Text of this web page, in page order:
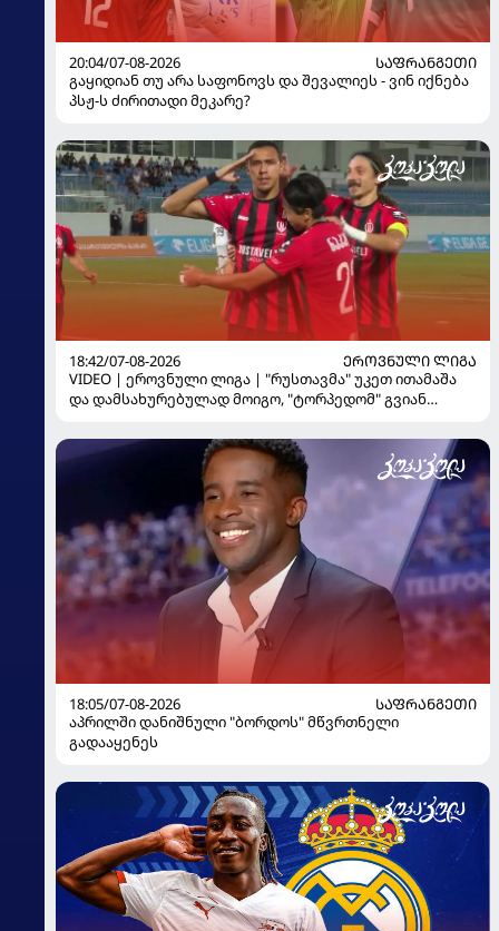
20:04/07-08-2026
ᲡᲐᲤᲠᲐᲜᲒᲔᲗᲘ
გაყიდიან თუ არა საფონოვს და შევალიეს - ვინ იქნება
პსჟ-ს ძირითადი მეკარე?
18:42/07-08-2026
ᲔᲠᲝᲕᲜᲣᲚᲘ ᲚᲘᲒᲐ
VIDEO | ეროვნული ლიგა | "რუსთავმა" უკეთ ითამაშა
და დამსახურებულად მოიგო, "ტორპედომ" გვიან
18:05/07-08-2026
ᲡᲐᲤᲠᲐᲜᲒᲔᲗᲘ
აპრილში დანიშნული "ბორდოს" მწვრთნელი
გადააყენეს